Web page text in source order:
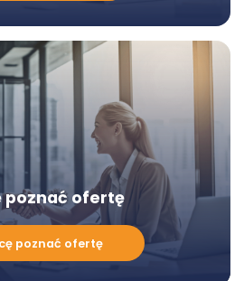
poznać ofertę
poznać ofertę